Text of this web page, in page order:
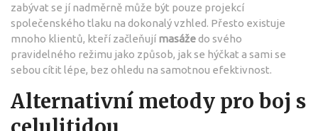
zabývat se jí nadměrně může být pouze projekcí
společenského tlaku na dokonalý vzhled. Přesto existuje
mnoho klientů, kteří začleňují masážedo svého
pravidelného režimu jako způsob, jak se hýčkat a sami se
sebou cítit lépe, bez ohledu na samotnou efektivnost.
Alternativní metody pro boj s